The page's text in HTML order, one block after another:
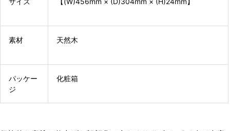
素材 天然木
パッケー
ジ
化粧箱